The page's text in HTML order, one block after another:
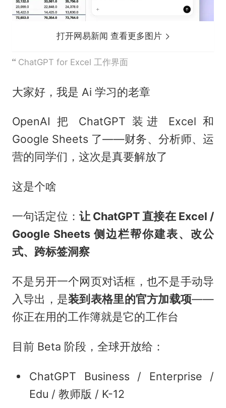
打开网易新闻 查看更多图片
ChatGPT for Excel 工作界面
大家好，我是 Ai 学习的老章
OpenAI 把 ChatGPT 装进 Excel 和
Google Sheets 了——财务、分析师、运
营的同学们，这次是真要解放了
这是个啥
一句话定位： 让 ChatGPT 直接在 Excel /
Google Sheets 侧边栏帮你建表、改公
式、跨标签洞察
不是另开一个网页对话框，也不是手动导
入导出，是装到表格里的官方加载项——
你正在用的工作簿就是它的工作台
目前 Beta 阶段，全球开放给：
ChatGPT Business / Enterprise /
Edu / 教师版 / K-12